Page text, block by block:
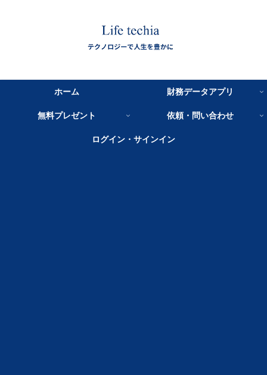
ホーム 財務データアプリ
無料プレゼント 依頼・問い合わせ
ログイン・サインイン